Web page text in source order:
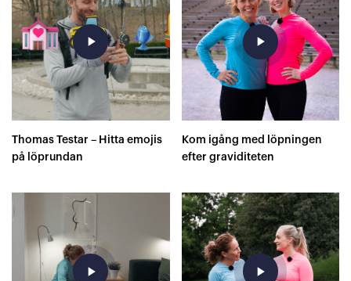
play_arrow
Thomas Testar – Hitta emojis
på löprundan
play_arrow
Kom igång med löpningen
efter graviditeten
play_arrow play_arrow